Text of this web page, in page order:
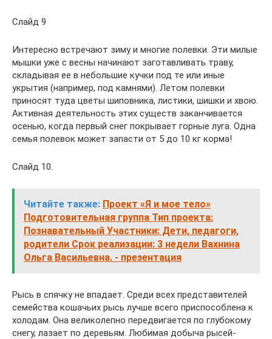
Слайд 9
Интересно встречают зиму и многие полевки. Эти милые
мышки уже с весны начинают заготавливать траву,
складывая ее в небольшие кучки под те или иные
укрытия (например, под камнями). Летом полевки
приносят туда цветы шиповника, листики, шишки и хвою.
Активная деятельность этих существ заканчивается
осенью, когда первый снег покрывает горные луга. Одна
семья полевок может запасти от 5 до 10 кг корма!
Слайд 10.
Читайте также: Проект «Я и мое тело»
Подготовительная группа Тип проекта:
Познавательный Участники: Дети, педагоги,
родители Срок реализации: 3 недели Вахнина
Ольга Васильевна. - презентация
Рысь в спячку не впадает. Среди всех представителей
семейства кошачьих рысь лучше всего приспособлена к
холодам. Она великолепно передвигается по глубокому
снегу, лазает по деревьям. Любимая добыча рысей-